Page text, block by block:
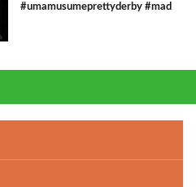
#umamusumeprettyderby #mad